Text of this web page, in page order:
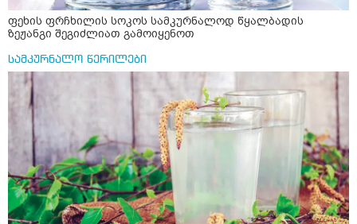
ფეხის ფრჩხილის სოკოს სამკურნალოდ წყალბადის
ზეჟანგი შეგიძლიათ გამოიყენოთ
სამკურნალო წერილები